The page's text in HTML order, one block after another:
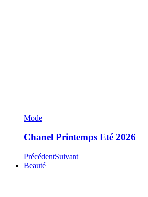
Mode
Chanel Printemps Eté 2026
PrécédentSuivant
Beauté